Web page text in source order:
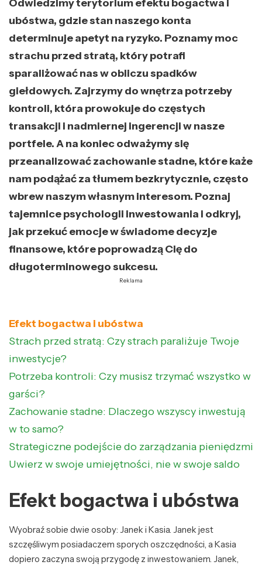
Odwiedzimy terytorium efektu bogactwa i
ubóstwa, gdzie stan naszego konta
determinuje apetyt na ryzyko. Poznamy moc
strachu przed stratą, który potrafi
sparaliżować nas w obliczu spadków
giełdowych. Zajrzymy do wnętrza potrzeby
kontroli, która prowokuje do częstych
transakcji i nadmiernej ingerencji w nasze
portfele. A na koniec odważymy się
przeanalizować zachowanie stadne, które każe
nam podążać za tłumem bezkrytycznie, często
wbrew naszym własnym interesom. Poznaj
tajemnice psychologii inwestowania i odkryj,
jak przekuć emocje w świadome decyzje
finansowe, które poprowadzą Cię do
długoterminowego sukcesu.
Reklama
Efekt bogactwa i ubóstwa
Strach przed stratą: Czy strach paraliżuje Twoje
inwestycje?
Potrzeba kontroli: Czy musisz trzymać wszystko w
garści?
Zachowanie stadne: Dlaczego wszyscy inwestują
w to samo?
Strategiczne podejście do zarządzania pieniędzmi
Uwierz w swoje umiejętności, nie w swoje saldo
Efekt bogactwa i ubóstwa
Wyobraź sobie dwie osoby: Janek i Kasia. Janek jest
szczęśliwym posiadaczem sporych oszczędności, a Kasia
dopiero zaczyna swoją przygodę z inwestowaniem. Janek,